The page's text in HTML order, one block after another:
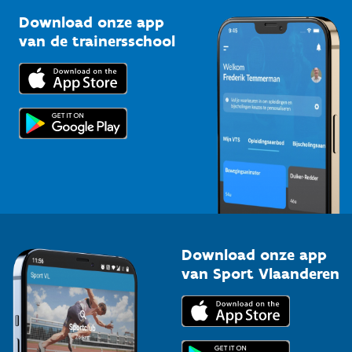
Bedrijven
Trainers en begeleiders
Topsporters
Kennisplatform
Downloads
Voor de pers
Download onze app
van de trainersschool
Download onze app
van Sport Vlaanderen